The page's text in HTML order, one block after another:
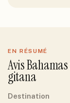
EN RÉSUMÉ
AvisBahamas
gitana
Destination